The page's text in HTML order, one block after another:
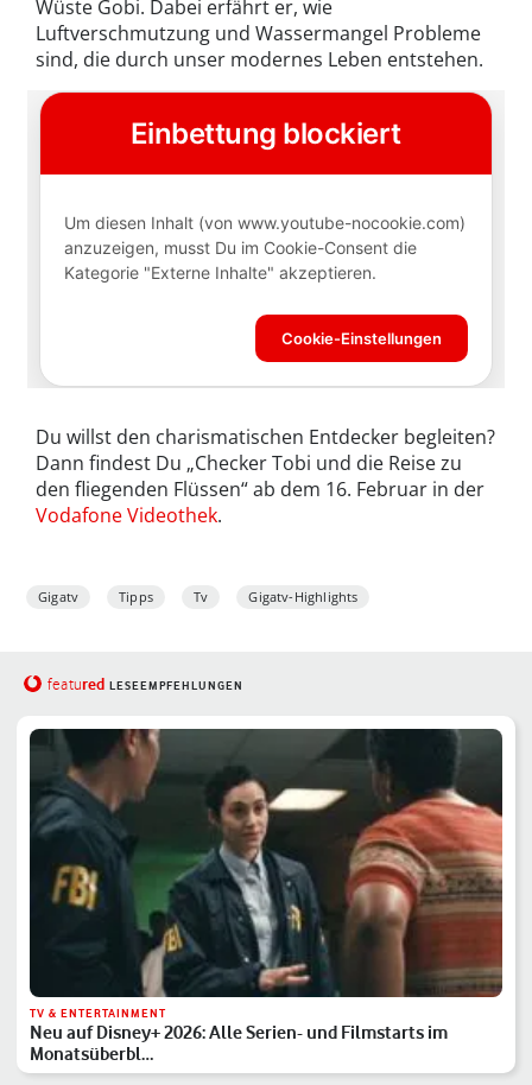
Wüste Gobi. Dabei erfährt er, wie
Luftverschmutzung und Wassermangel Probleme
sind, die durch unser modernes Leben entstehen.
Du willst den charismatischen Entdecker begleiten?
Dann findest Du „Checker Tobi und die Reise zu
den fliegenden Flüssen“ ab dem 16. Februar in der
Vodafone Videothek.
Gigatv Tipps Tv Gigatv-Highlights
featured LESEEMPFEHLUNGEN
TV & ENTERTAINMENT
Neu auf Disney+ 2026: Alle Serien- und Filmstarts im
Monatsüberbl…